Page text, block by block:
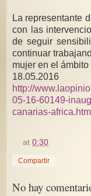
La representante
con las
de seguir
continuar
mujer en el
18.05.2016
http://
05-16-60149-
canarias-africa.html
at0:30
Compartir
No hay